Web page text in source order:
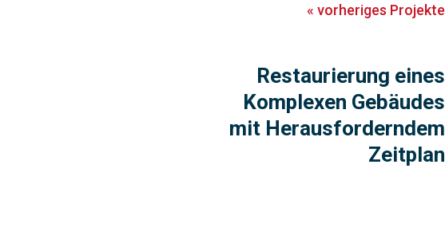
« vorheriges Projekte
Restaurierung eines
Komplexen Gebäudes
mit Herausforderndem
Zeitplan